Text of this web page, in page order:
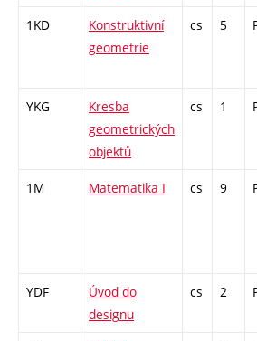
1KD
Konstruktivní
geometrie
cs 5
YKG
Kresba
geometrických
objektů
cs 1
1M Matematika I cs 9
YDF
Úvod do
designu
cs 2